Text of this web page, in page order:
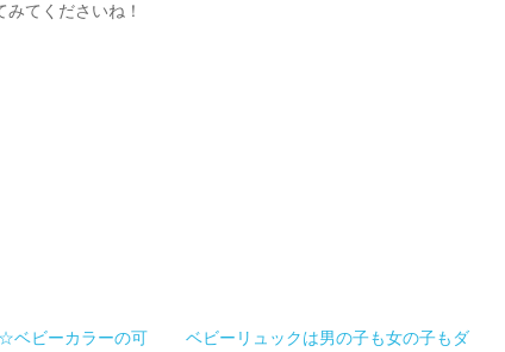
てくださいね！
ベビーカラーの可
ベビーリュックは男の子も女の子もダ